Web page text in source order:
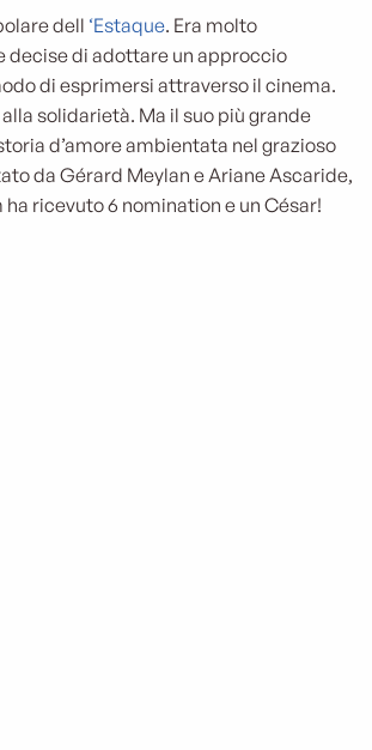
dell ‘Estaque. Era molto
decise di adottare un approccio
di esprimersi attraverso il cinema.
alla solidarietà. Ma il suo più grande
d’amore ambientata nel grazioso
da Gérard Meylan e Ariane Ascaride,
ricevuto 6 nomination e un César!